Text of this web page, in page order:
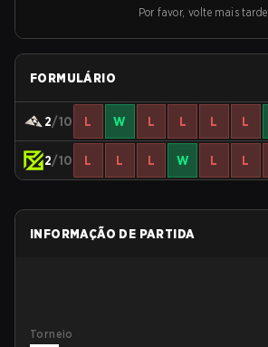
Por favor, volte mais tarde
FORMULÁRIO
2/10 L W L L L L
2/10 L L L W L L
INFORMAÇÃO DE PARTIDA
Torneio